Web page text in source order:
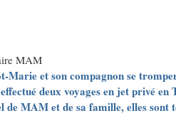
MAM
Marie et son compagnon se
deux voyages en jet privé en
de MAM et de sa famille, elles sont